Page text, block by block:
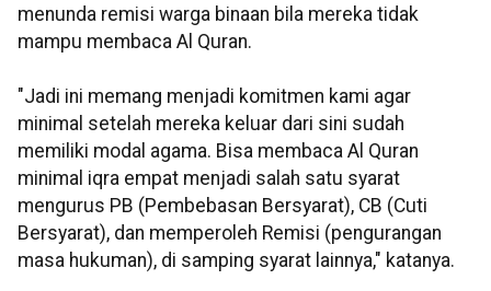
menunda remisi warga binaan bila mereka tidak
mampu membaca Al Quran.
"Jadi ini memang menjadi komitmen kami agar
minimal setelah mereka keluar dari sini sudah
memiliki modal agama. Bisa membaca Al Quran
minimal iqra empat menjadi salah satu syarat
mengurus PB (Pembebasan Bersyarat), CB (Cuti
Bersyarat), dan memperoleh Remisi (pengurangan
masa hukuman), di samping syarat lainnya," katanya.